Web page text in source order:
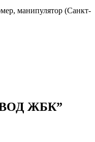
манипулятор (Санкт-
ЖБК”